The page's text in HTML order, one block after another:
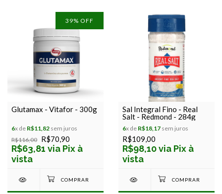
39% OFF
Glutamax - Vitafor - 300g
6x de R$11,82 sem juros
R$116,00 R$70,90
R$63,81 via Pix à
vista
Sal Integral Fino - Real
Salt - Redmond - 284g
6x de R$18,17 sem juros
R$109,00
R$98,10 via Pix à
vista